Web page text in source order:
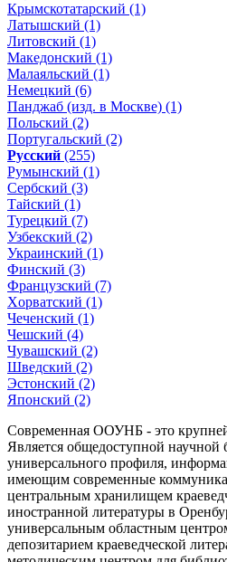
Крымскотатарский (1)
Латышский (1)
Литовский (1)
Македонский (1)
Малаяльский (1)
Немецкий (6)
Панджаб (изд. в Москве) (1)
Польский (2)
Португальский (2)
Русский (255)
Румынский (1)
Сербский (3)
Тайский (1)
Турецкий (7)
Узбекский (2)
Украинский (1)
Финский (3)
Французский (7)
Xорватский (1)
Чеченский (1)
Чешский (4)
Чувашский (2)
Шведский (2)
Эстонский (2)
Японский (2)
Современная ООУНБ - это
Является общедоступной научной
универсального профиля,
имеющим современные
центральным хранилищем
иностранной литературы в
универсальным областным
депозитарием краеведческой